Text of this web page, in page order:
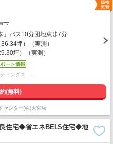
下
」バス10分団地東歩7分
坪）（実測）
坪）（実測）
ディングス …
(無料)
センター(株)大宮店
住宅◆省エネBELS住宅◆地